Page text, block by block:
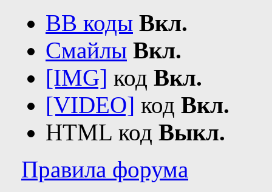
BB коды Вкл.
Смайлы Вкл.
[IMG] код Вкл.
[VIDEO] код Вкл.
HTML код Выкл.
Правила форума